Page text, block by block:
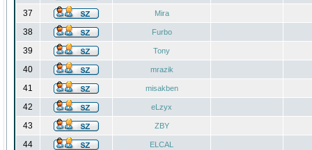
37 Mira
38 Furbo
39 Tony
40 mrazik
41 misakben
42 eLzyx
43 ZBY
44 ELCAL